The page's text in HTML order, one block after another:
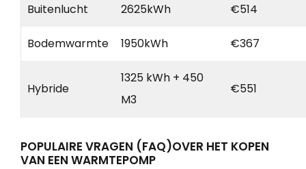
Buitenlucht 2625kWh €514
Bodemwarmte 1950kWh €367
Hybride
1325 kWh + 450
M3
€551
POPULAIRE VRAGEN (FAQ)OVER HET KOPEN
VAN EEN WARMTEPOMP